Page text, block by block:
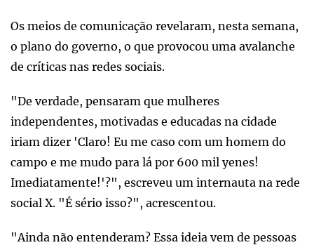
Os meios de comunicação revelaram, nesta semana,
o plano do governo, o que provocou uma avalanche
de críticas nas redes sociais.
"De verdade, pensaram que mulheres
independentes, motivadas e educadas na cidade
iriam dizer 'Claro! Eu me caso com um homem do
campo e me mudo para lá por 600 mil yenes!
Imediatamente!'?", escreveu um internauta na rede
social X. "É sério isso?", acrescentou.
"Ainda não entenderam? Essa ideia vem de pessoas